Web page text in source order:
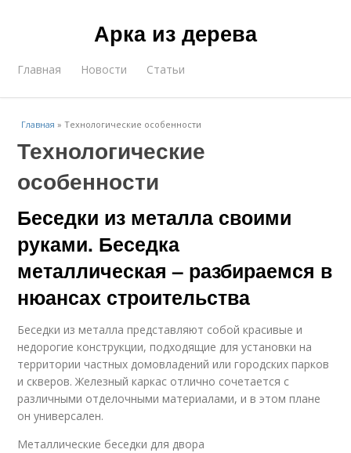
Арка из дерева
Главная Новости Статьи
Главная »Технологические особенности
Технологические
особенности
Беседки из металла своими
руками. Беседка
металлическая – разбираемся в
нюансах строительства
Беседки из металла представляют собой красивые и
недорогие конструкции, подходящие для установки на
территории частных домовладений или городских парков
и скверов. Железный каркас отлично сочетается с
различными отделочными материалами, и в этом плане
он универсален.
Металлические беседки для двора